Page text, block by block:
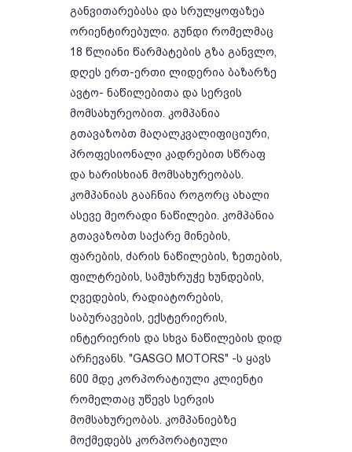
განვითარებასა და სრულყოფაზეა
ორიენტირებული. გუნდი რომელმაც
18 წლიანი წარმატების გზა განვლო,
დღეს ერთ-ერთი ლიდერია ბაზარზე
ავტო- ნაწილებითა და სერვის
მომსახურეობით. კომპანია
გთავაზობთ მაღალკვალიფიციური,
პროფესიონალი კადრებით სწრაფ
და ხარისხიან მომსახურეობას.
კომპანიას გააჩნია როგორც ახალი
ასევე მეორადი ნაწილები. კომპანია
გთავაზობთ საქარე მინების,
ფარების, ძარის ნაწილების, ზეთების,
ფილტრების, სამუხრუჭე ხუნდების,
ღვედების, რადიატორების,
საბურავების, ექსტერიერის,
ინტერიერის და სხვა ნაწილების დიდ
არჩევანს. "GASGO MOTORS" -ს ყავს
600 მდე კორპორატიული კლიენტი
რომელთაც უწევს სერვის
მომსახურეობას. კომპანიებზე
მოქმედებს კორპორატიული